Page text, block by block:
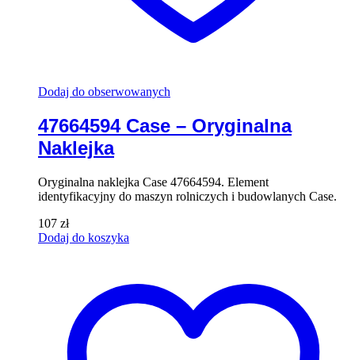
Dodaj do obserwowanych
47664594 Case – Oryginalna
Naklejka
Oryginalna naklejka Case 47664594. Element
identyfikacyjny do maszyn rolniczych i budowlanych Case.
107 zł
Dodaj do koszyka